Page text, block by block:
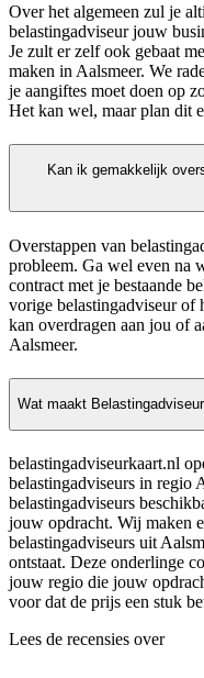
Over het algemeen zul je
belastingadviseur jouw
Je zult er zelf ook gebaat
maken in Aalsmeer. We
je aangiftes moet doen op
Het kan wel, maar plan dit
Kan ik gemakkelijk
Overstappen van
probleem. Ga wel even na
contract met je bestaande
vorige belastingadviseur of
kan overdragen aan jou of
Aalsmeer.
Wat maakt
belastingadviseurkaart.nl
belastingadviseurs in regio
belastingadviseurs
jouw opdracht. Wij maken
belastingadviseurs uit
ontstaat. Deze onderlinge
jouw regio die jouw
voor dat de prijs een stuk
Lees de recensies over